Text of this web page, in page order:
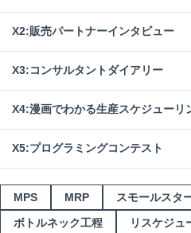
X2:販売パートナーインタビュー
X3:コンサルタントダイアリー
X4:漫画でわかる生産スケジューリ
X5:プログラミングコンテスト
MPS MRP スモールスタ
ボトルネック工程
リスケジュ